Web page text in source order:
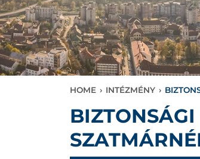
HOME › INTÉZMÉNY ›